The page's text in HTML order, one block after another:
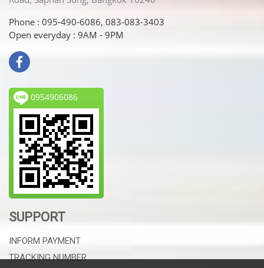
Phone : 095-490-6086, 083-083-3403
Open everyday : 9AM - 9PM
0954906086
SUPPORT
INFORM PAYMENT
TRACKING NUMBER